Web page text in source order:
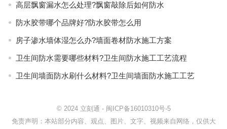
高层飘窗漏水怎么处理?飘窗敲除后如何防水
防水胶带哪个品牌好?防水胶带怎么用
房子渗水墙体湿怎么办?墙面卷材防水施工方案
卫生间防水需要哪些材料?卫生间防水施工工艺流程
卫生间墙面防水刷什么材料?卫生间墙面防水施工工艺
© 2024 立刻通 - 闽ICP备16010310号-5
免责声明：本站部分内容、观点、图片、文字、视频来自网络，仅供大